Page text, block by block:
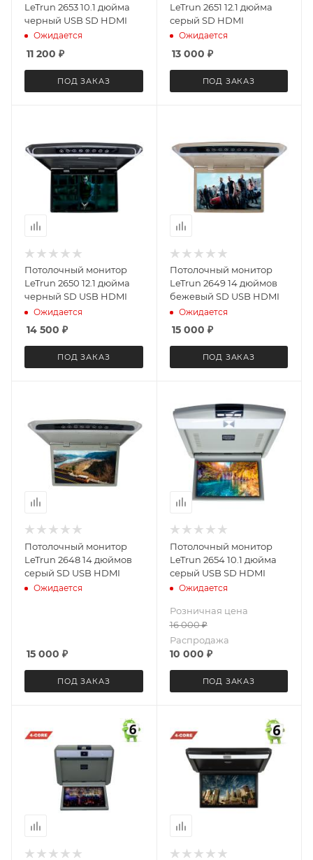
LeTrun 2653 10.1 дюйма
черный USB SD HDMI
Ожидается
11 200 ₽
ПОД ЗАКАЗ
LeTrun 2651 12.1 дюйма
серый SD HDMI
Ожидается
13 000 ₽
ПОД ЗАКАЗ
Потолочный монитор
LeTrun 2650 12.1 дюйма
черный SD USB HDMI
Ожидается
14 500 ₽
ПОД ЗАКАЗ
Потолочный монитор
LeTrun 2649 14 дюймов
бежевый SD USB HDMI
Ожидается
15 000 ₽
ПОД ЗАКАЗ
Потолочный монитор
LeTrun 2648 14 дюймов
серый SD USB HDMI
Ожидается
15 000 ₽
ПОД ЗАКАЗ
Потолочный монитор
LeTrun 2654 10.1 дюйма
серый USB SD HDMI
Ожидается
Розничная цена
16 000₽
Распродажа
10 000 ₽
ПОД ЗАКАЗ